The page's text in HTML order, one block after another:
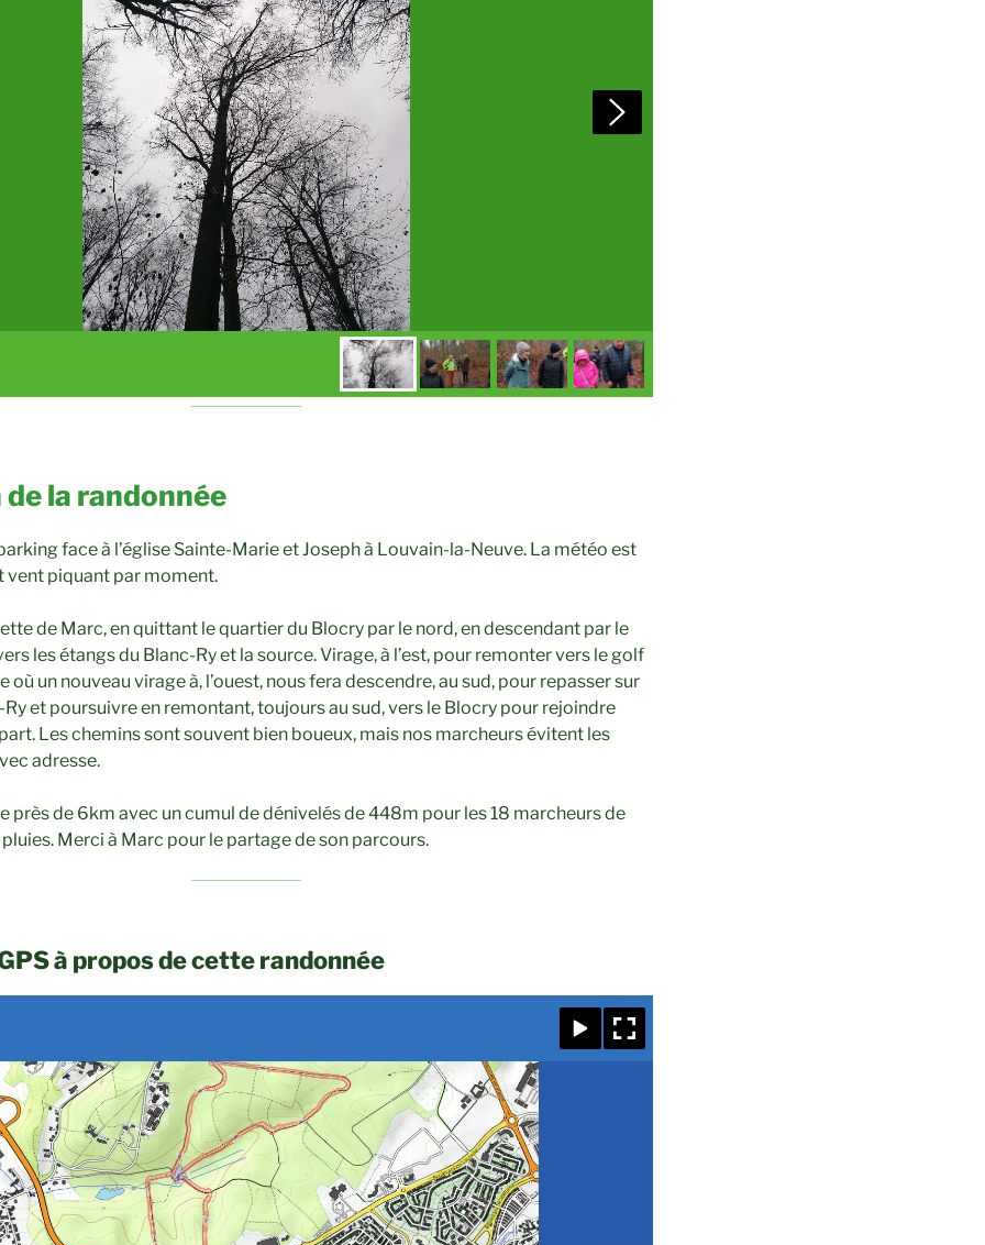
la randonnée
face à l’église Sainte-Marie et Joseph à Louvain-la-Neuve. La météo est
vent piquant par moment.
de Marc, en quittant le quartier du Blocry par le nord, en descendant par le
les étangs du Blanc-Ry et la source. Virage, à l’est, pour remonter vers le golf
un nouveau virage à, l’ouest, nous fera descendre, au sud, pour repasser sur
Ry et poursuivre en remontant, toujours au sud, vers le Blocry pour rejoindre
Les chemins sont souvent bien boueux, mais nos marcheurs évitent les
adresse.
près de 6km avec un cumul de dénivelés de 448m pour les 18 marcheurs de
Merci à Marc pour le partage de son parcours.
à propos de cette randonnée